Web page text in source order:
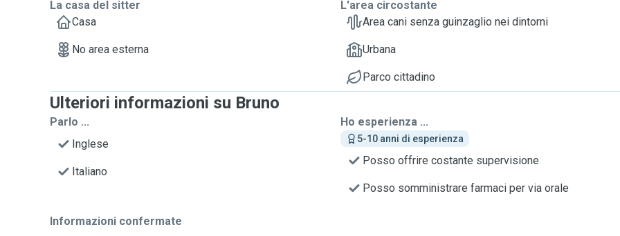
La casa del sitter
Casa
No area esterna
L'area circostante
Area cani senza guinzaglio nei dintorni
Urbana
Parco cittadino
Ulteriori informazioni su Bruno
Parlo ...
Inglese
Italiano
Ho esperienza ...
5-10 anni di esperienza
Posso offrire costante supervisione
Posso somministrare farmaci per via orale
Informazioni confermate